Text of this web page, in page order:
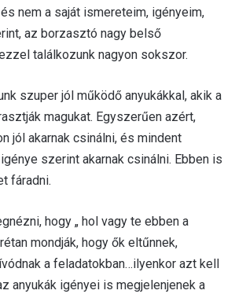
nem a saját ismereteim, igényeim,
az borzasztó nagy belső
találkozunk nagyon sokszor.
szuper jól működő anyukákkal, akik a
magukat. Egyszerűen azért,
jól akarnak csinálni, és mindent
szerint akarnak csinálni. Ebben is
fáradni.
hogy „ hol vagy te ebben a
mondják, hogy ők eltűnnek,
a feladatokban…ilyenkor azt kell
anyukák igényei is megjelenjenek a